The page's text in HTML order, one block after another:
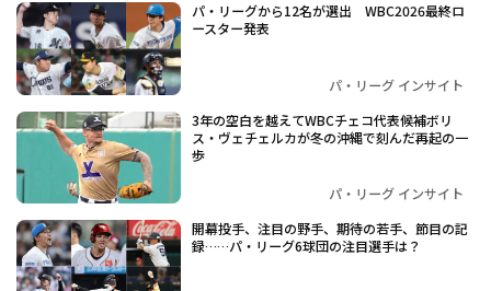
パ・リーグから12名が選出 WBC2026最終ロ
ースター発表
パ・リーグ インサイト
3年の空白を越えて――WBCチェコ代表候補ボリ
ス・ヴェチェルカが冬の沖縄で刻んだ再起の一
歩
パ・リーグ インサイト
開幕投手、注目の野手、期待の若手、節目の記
録……パ・リーグ6球団の注目選手は？